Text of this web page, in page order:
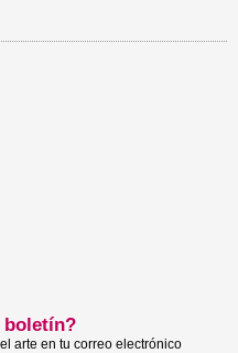
boletín?
arte en tu correo electrónico